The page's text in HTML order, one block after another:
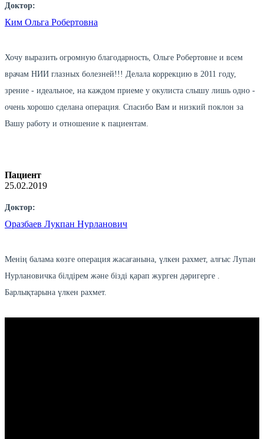
Доктор:
Ким Ольга Робертовна
Хочу выразить огромную благодарность, Ольге Робертовне и всем
врачам НИИ глазных болезней!!! Делала коррекцию в 2011 году,
зрение - идеальное, на каждом приеме у окулиста слышу лишь одно -
очень хорошо сделана операция. Спасибо Вам и низкий поклон за
Вашу работу и отношение к пациентам.
Пациент
25.02.2019
Доктор:
Оразбаев Лукпан Нурланович
Менің балама көзге операция жасағанына, үлкен рахмет, алғыс Лупан
Нурлановичка білдірем және бізді қарап журген дәригерге .
Барлықтарына үлкен рахмет.